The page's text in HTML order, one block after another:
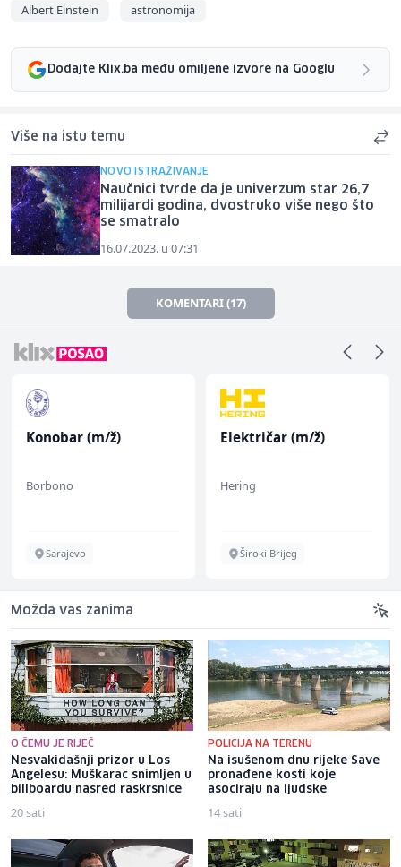
Albert Einstein astronomija
Dodajte Klix.ba među omiljene izvore na Googlu
Više na istu temu
NOVO ISTRAŽIVANJE
Naučnici tvrde da je univerzum star 26,7
milijardi godina, dvostruko više nego što
se smatralo
16.07.2023. u 07:31
KOMENTARI (17)
Konobar (m/ž)
Borbono
Sarajevo
Električar (m/ž)
Hering
Široki Brijeg
Možda vas zanima
O ČEMU JE RIJEČ
Nesvakidašnji prizor u Los
Angelesu: Muškarac snimljen u
billboardu nasred raskrsnice
20 sati
POLICIJA NA TERENU
Na isušenom dnu rijeke Save
pronađene kosti koje
asociraju na ljudske
14 sati